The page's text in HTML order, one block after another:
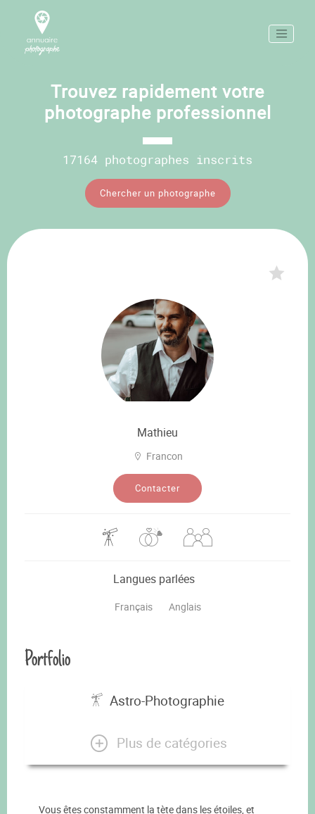
Trouvez rapidement votre
photographe professionnel
17164 photographes inscrits
Chercher un photographe
Mathieu
Francon
Contacter
Langues parlées
Français Anglais
Portfolio
Astro-Photographie
Plus de catégories
Vous êtes constamment la tète dans les étoiles, et